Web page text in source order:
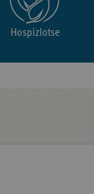
Hospizlotse